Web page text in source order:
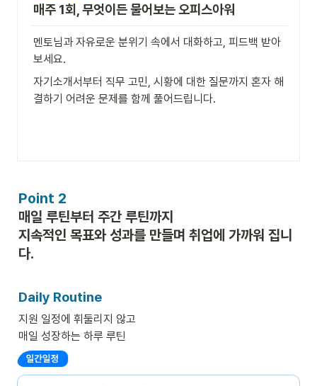
매주 1회, 무엇이든 물어보는 오피스아워
멘토님과 자유로운 분위기 속에서 대화하고, 피드백 받아
보세요.
자기소개서부터 직무 고민, 시황에 대한 질문까지 혼자 해
결하기 어려운 문제를 함께 풀어드립니다.
Point 2
매일 루틴부터 주간 루틴까지
지속적인 목표와 성과를 만들며 취업에 가까워 집니
다.
Daily Routine
지원 일정에 휘둘리지 않고
매일 성장하는 하루 루틴